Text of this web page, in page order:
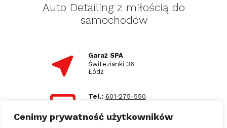
Cenimy prywatność użytkowników
Auto Detailing z miłością do
samochodów
Garaż SPA
Świtezianki 36
Łódź
Tel.: 601-275-550
E-mail: biuro@garazspa.pl